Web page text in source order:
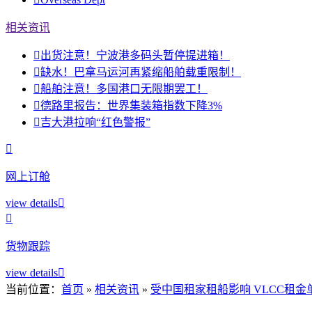
相关资讯
出货注意！宁波港多码头暂停提进箱！
缺水！巴拿马运河再紧缩船舶载重限制！
船舶注意！多国港口无限期罢工！
德路里报告：世界集装箱指数下降3%
吉大港拉响“红色警报”

网上订舱
view details

货物跟踪
view details
当前位置： 首页 » 相关资讯 » 受中国租家租船影响 VLCC租金